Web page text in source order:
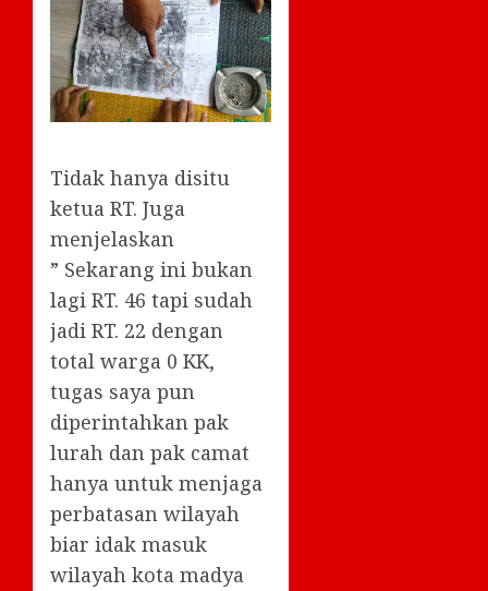
Tidak hanya disitu
ketua RT. Juga
menjelaskan
” Sekarang ini bukan
lagi RT. 46 tapi sudah
jadi RT. 22 dengan
total warga 0 KK,
tugas saya pun
diperintahkan pak
lurah dan pak camat
hanya untuk menjaga
perbatasan wilayah
biar idak masuk
wilayah kota madya